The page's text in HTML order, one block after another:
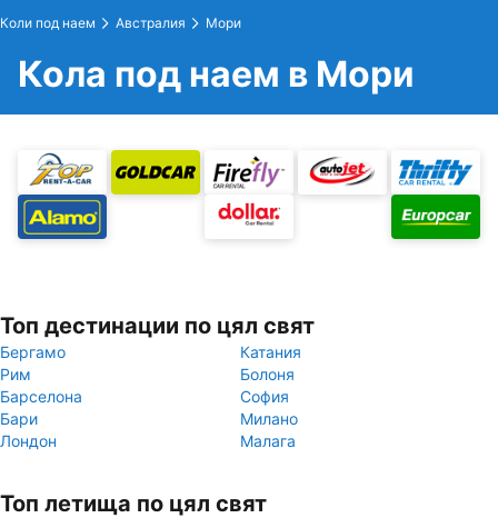
Коли под наем Австралия Мори
Кола под наем в Мори
Топ дестинации по цял свят
Бергамо
Катания
Рим
Болоня
Барселона
София
Бари
Милано
Лондон
Малага
Топ летища по цял свят